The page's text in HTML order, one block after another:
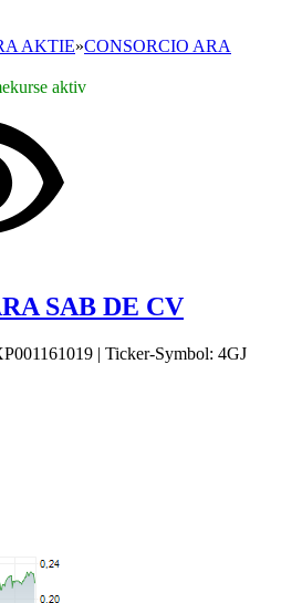
AKTIE»CONSORCIO ARA
aktiv
SAB DE CV
| Ticker-Symbol: 4GJ